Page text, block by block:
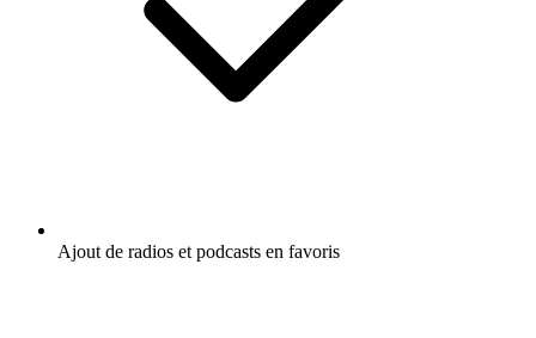
Ajout de radios et podcasts en favoris